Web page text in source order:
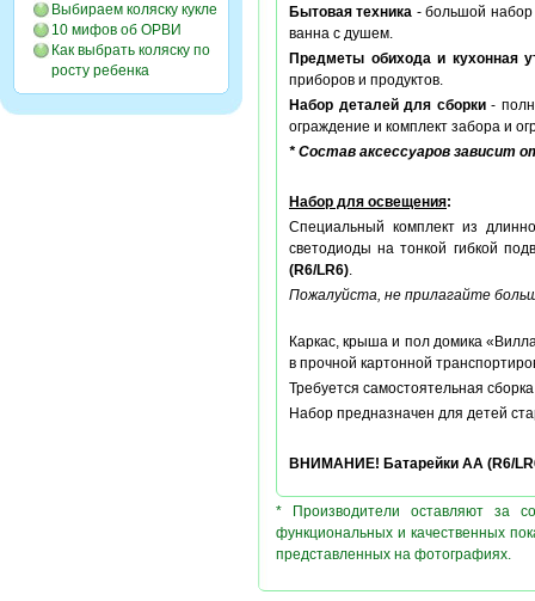
Выбираем коляску кукле
10 мифов об ОРВИ
Как выбрать коляску по
росту ребенка
Бытовая техника - большой набор
ванна с душем.
Предметы обихода и кухонная
приборов и продуктов.
Набор деталей для сборки-
ограждение и комплект забора и
* Состав аксессуаров зависит
Набор для освещения:
Специальный комплект из
светодиоды на тонкой гибкой
(R6/LR6).
Пожалуйста, не прилагайте
Каркас, крыша и пол домика
в прочной картонной
Требуется самостоятельная
Набор предназначен для детей
ВНИМАНИЕ! Батарейки AA (R6/
* Производители оставляют за
функциональных и качественных
представленных на фотографиях.